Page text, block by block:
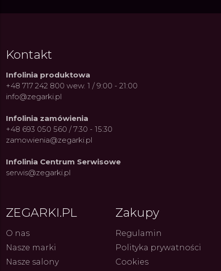
Kontakt
Infolinia produktowa
+48 717 242 800 wew. 1 / 9:00 - 21:00
info@zegarki.pl
Infolinia zamówienia
+48 693 050 560 / 7:30 - 15:30
zamowienia@zegarki.pl
Infolinia Centrum Serwisowe
serwis@zegarki.pl
ZEGARKI.PL
O nas
Nasze marki
Nasze salony
Zakupy
Regulamin
Polityka prywatności
Cookies